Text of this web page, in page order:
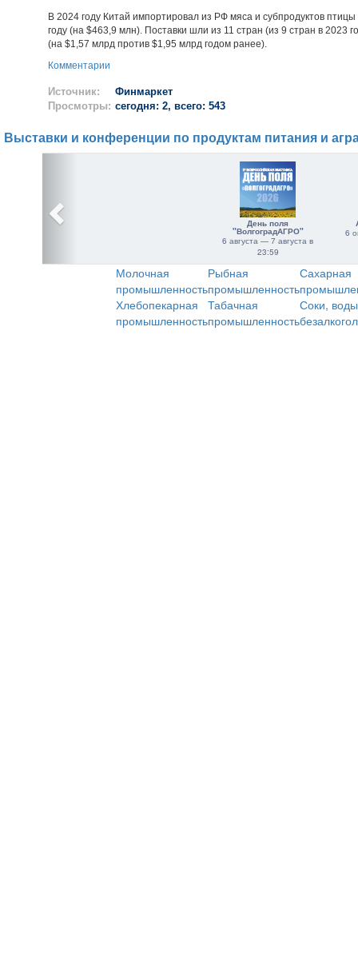
В 2024 году Китай импортировал из РФ мяса и субпродуктов
году (на $463,9 млн). Поставки шли из 11 стран (из 9 стран в
(на $1,57 млрд против $1,95 млрд годом ранее).
Комментарии
Источник:
Финмаркет
Просмотры: сегодня: 2, всего: 543
Выставки и конференции по продуктам питания и
День поля
"ВолгоградАГРО"
6 августа — 7 августа в
23:59
6
Молочная
промышленность
Рыбная
промышленность
Сахарная
Хлебопекарная
промышленность
Табачная
промышленность
Соки,